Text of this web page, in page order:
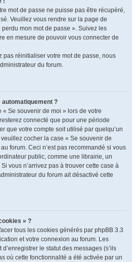
mot de passe ne puisse pas être récupéré,
Veuillez vous rendre sur la page de
mon mot de passe ». Suivez les
en mesure de pouvoir vous connecter de
pas réinitialiser votre mot de passe, nous
du forum.
automatiquement ?
Se souvenir de moi » lors de votre
connecté que pour une période
que votre compte soit utilisé par quelqu’un
cocher la case « Se souvenir de
forum. Ceci n’est pas recommandé si vous
public, comme une librairie, un
vous n’arrivez pas à trouver cette case à
du forum ait désactivé cette
» ?
tous les cookies générés par phpBB 3.3
et votre connexion au forum. Les
le statut des messages (s’ils
où cette fonctionnalité a été activée par un